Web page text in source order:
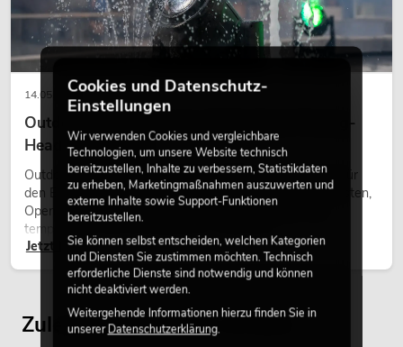
EUROLITE LED TMH-S90 Moving-Head
Spot
No. 51786075
Bestand reicht ca. 12 Wo.
449,00€
14.05.2026
Outdoor Moving-Heads: Wetterfeste Moving-
Heads bei Events
Outdoor Moving-Heads sind bewegliche Scheinwerfer für
den Einsatz im Freien. Sie werden bei Festivals, Stadtfesten,
Open-Air-Konzerten, Architekturinszenierungen und
temporären Außeninstallationen eingesetzt.
Jetzt lesen
Zuletzt angesehene Artikel
Cookies und Datenschutz-
Einstellungen
Wir verwenden Cookies und vergleichbare
Technologien, um unsere Website technisch
bereitzustellen, Inhalte zu verbessern, Statistikdaten
zu erheben, Marketingmaßnahmen auszuwerten und
externe Inhalte sowie Support-Funktionen
bereitzustellen.
Sie können selbst entscheiden, welchen Kategorien
und Diensten Sie zustimmen möchten. Technisch
erforderliche Dienste sind notwendig und können
nicht deaktiviert werden.
Weitergehende Informationen hierzu finden Sie in
unsererDatenschutzerklärung.